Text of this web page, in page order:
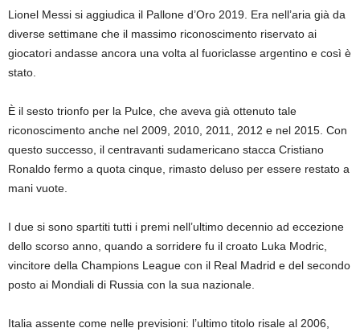
Lionel Messi si aggiudica il Pallone d’Oro 2019. Era nell’aria già da
diverse settimane che il massimo riconoscimento riservato ai
giocatori andasse ancora una volta al fuoriclasse argentino e così è
stato.
È il sesto trionfo per la Pulce, che aveva già ottenuto tale
riconoscimento anche nel 2009, 2010, 2011, 2012 e nel 2015. Con
questo successo, il centravanti sudamericano stacca Cristiano
Ronaldo fermo a quota cinque, rimasto deluso per essere restato a
mani vuote.
I due si sono spartiti tutti i premi nell’ultimo decennio ad eccezione
dello scorso anno, quando a sorridere fu il croato Luka Modric,
vincitore della Champions League con il Real Madrid e del secondo
posto ai Mondiali di Russia con la sua nazionale.
Italia assente come nelle previsioni: l’ultimo titolo risale al 2006,